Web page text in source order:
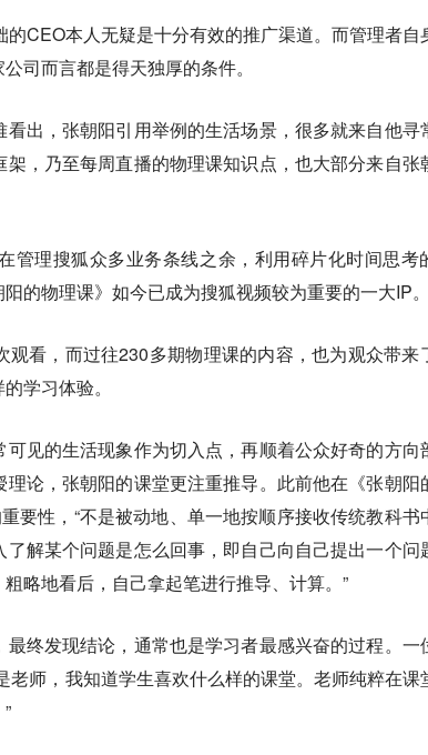
的CEO本人无疑是十分有效的推广渠道。而管理者自
司而言都是得天独厚的条件。
出，张朝阳引用举例的生活场景，很多就来自他寻
，乃至每周直播的物理课知识点，也大部分来自张
管理搜狐众多业务条线之余，利用碎片化时间思考
的物理课》如今已成为搜狐视频较为重要的一大IP。
看，而过往230多期物理课的内容，也为观众带来
学习体验。
见的生活现象作为切入点，再顺着公众好奇的方向
论，张朝阳的课堂更注重推导。此前他在《张朝阳
要性，“不是被动地、单一地按顺序接收传统教科书
解某个问题是怎么回事，即自己向自己提出一个问
略地看后，自己拿起笔进行推导、计算。”
终发现结论，通常也是学习者最感兴奋的过程。一
老师，我知道学生喜欢什么样的课堂。老师纯粹在课